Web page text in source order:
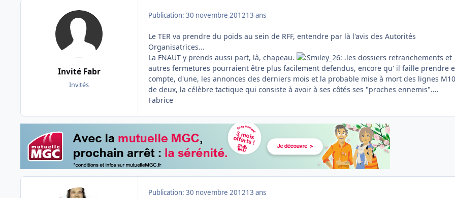
Invité Fabr
Invités
Publication: 30 novembre 201213 ans
Le TER va prendre du poids au sein de RFF, entendre par là l'avis des Autorités
Organisatrices...
La FNAUT y prends aussi part, là, chapeau.
.les dossiers retranchements et
autres fermetures pourraient être plus facilement defendus, encore qu' il faille prendre
compte, d'une, les annonces des derniers mois et la probable mise à mort des lignes
de deux, la célèbre tactique qui consiste à avoir à ses côtés ses "proches ennemis"....
Fabrice
Publication: 30 novembre 201213 ans